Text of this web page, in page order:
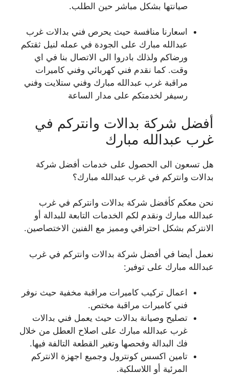
صيانتها بشكل مباشر حين الطلب.
اسعارنا منافسة حيث يحرص فني بدالات غرب
عبدالله مبارك على الجودة في عمله لنيل ثقتكم
ورضاكم ولذلك بادروا الى الاتصال بنا في اي
وقت. كما نقدم فني كهربائي وفني كاميرات
مراقبة غرب عبدالله مبارك وفني ستلايت وفني
رسيفر لخدمتكم على مدار الساعة
أفضل شركة بدالات وانتركم في
غرب عبدالله مبارك
هل تسعون الى الحصول على خدمات أفضل شركة
بدالات وانتركم في غرب عبدالله مبارك؟
نحن معكم كأفضل شركة بدالات وانتركم في غرب
عبدالله مبارك ونقدم لكم الخدمات التابعة للبدالة أو
الانتركم بشكل احترافي ومميز مع الفنين الاختصاصين.
نعمل أيضا في أفضل شركة بدالات وانتركم في غرب
عبدالله مبارك على توفير:
اعمال تركيب كاميرات مراقبة مخفية حيث نوفر
فني كاميرات مراقبة مختص.
تصليح وصيانة بدالات حيث يعمل فني بدالات
غرب عبدالله مبارك على اصلاح العطل من خلال
فك البدالة وفحصها وتغير القطعة التالفة فيها.
تامين اكسس كونترول وجميع اجهزة الانتركم
المرئية أو اللاسلكية.